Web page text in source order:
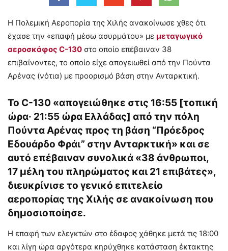
Η Πολεμική Αεροπορία της Χιλής ανακοίνωσε χθες ότι
έχασε την «επαφή μέσω ασυρμάτου» με μεταγωγικό
αεροσκάφος C-130 στο οποίο επέβαιναν 38
επιβαίνοντες, το οποίο είχε απογειωθεί από την Πούντα
Αρένας (νότια) με προορισμό βάση στην Ανταρκτική.
Το C-130 «απογειώθηκε στις 16:55 [τοπική
ώρα· 21:55 ώρα Ελλάδας] από την πόλη
Πούντα Αρένας προς τη βάση “Πρόεδρος
Εδουάρδο Φράι” στην Ανταρκτική» και σε
αυτό επέβαιναν συνολικά «38 άνθρωποι,
17 μέλη του πληρώματος και 21 επιβάτες»,
διευκρίνισε το γενικό επιτελείο
αεροπορίας της Χιλής σε ανακοίνωση που
δημοσιοποίησε.
Η επαφή των ελεγκτών στο έδαφος χάθηκε μετά τις 18:00
και λίγη ώρα αργότερα κηρύχθηκε κατάσταση έκτακτης